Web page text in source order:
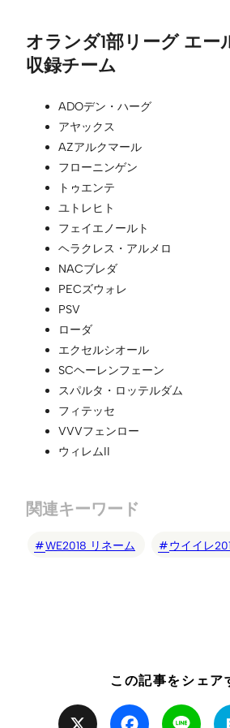
オランダ1部リーグ エー
収録チーム
ADOデン・ハーグ
アヤックス
AZアルクマール
フローニンゲン
トゥエンテ
ユトレヒト
フェイエノールト
ヘラクレス・アルメロ
NACブレダ
PECズウォレ
PSV
ローダ
エクセルシオール
SCヘーレンフェーン
スパルタ・ロッテルダム
フィテッセ
VVVフェンロー
ウィレムII
関連キーワード
WE2018 リネーム ウイイレ
この記事をシェア
Facebook Line